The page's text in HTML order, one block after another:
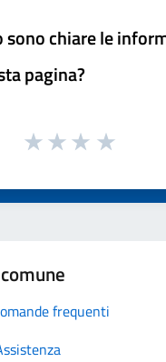
sono chiare le
pagina?
frequenti